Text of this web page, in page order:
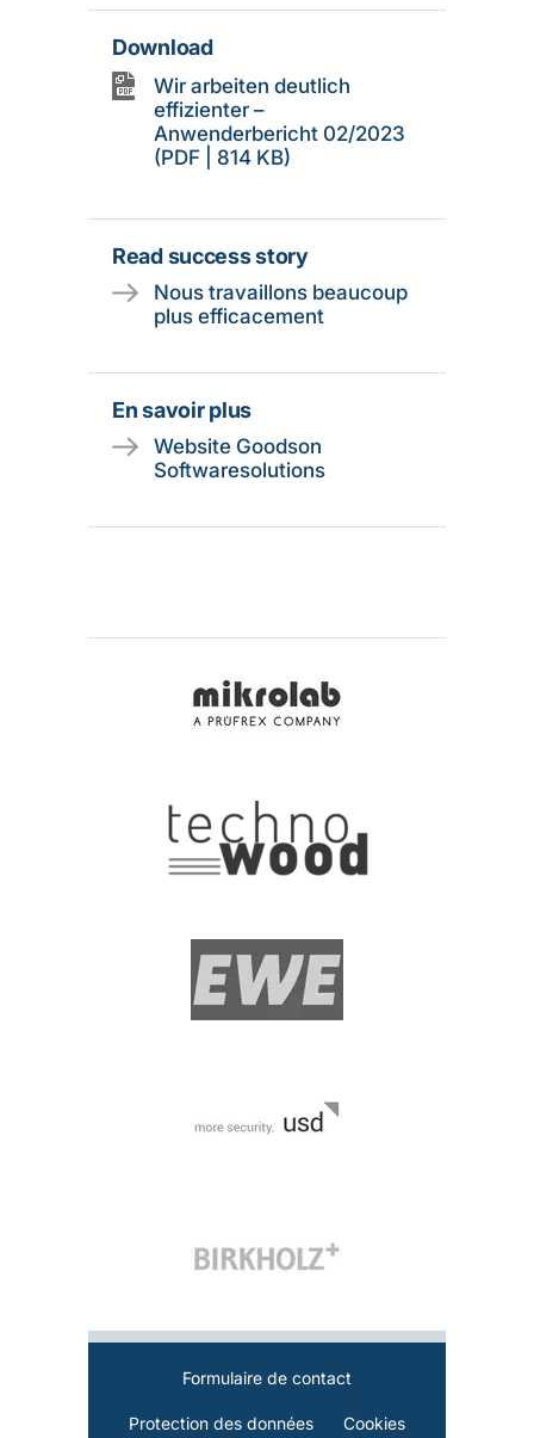
Download
Wir arbeiten deutlich
effizienter –
Anwenderbericht 02/2023
(PDF | 814 KB)
Read success story
Nous travaillons beaucoup
plus efficacement
En savoir plus
Website Goodson
Softwaresolutions
Formulaire de contact
Protection des données Cookies